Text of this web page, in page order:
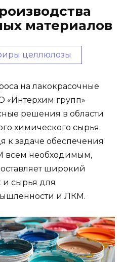
материалов
целлюлозы
на лакокрасочные
«Интерхим групп»
решения в области
химического сырья.
к задаче обеспечения
всем необходимым,
широкий
и сырья для
и ЛКМ.